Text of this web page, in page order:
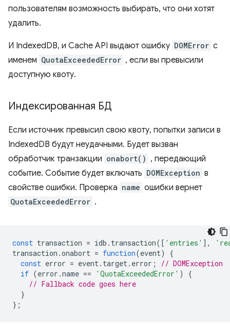
пользователям возможность выбирать, что они хотят
удалить.
И IndexedDB, и Cache API выдают ошибку DOMError с
именем QuotaExceededError , если вы превысили
доступную квоту.
Индексированная БД
Если источник превысил свою квоту, попытки записи в
IndexedDB будут неудачными. Будет вызван
обработчик транзакции onabort() , передающий
событие. Событие будет включать DOMException в
свойстве ошибки. Проверка name ошибки вернет
QuotaExceededError .
const transaction = idb . transaction([ 'entries' ],
transaction .onabort = function(event)
{
const error = event. target. error ;
// DOMException
if (error .name == 'QuotaExceededError' )
{
// Fallback code goes here
}
};